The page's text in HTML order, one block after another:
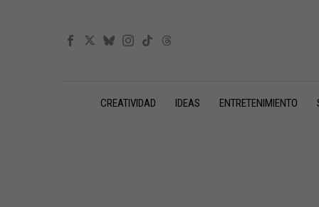
CREATIVIDAD IDEAS ENTRETENIMIENTO